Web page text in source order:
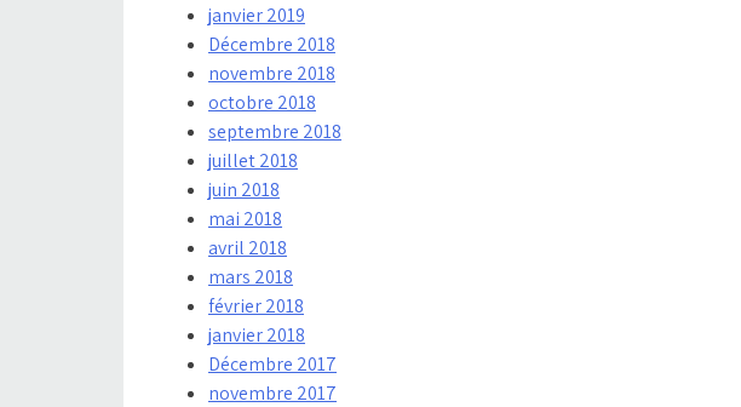
janvier 2019
Décembre 2018
novembre 2018
octobre 2018
septembre 2018
juillet 2018
juin 2018
mai 2018
avril 2018
mars 2018
février 2018
janvier 2018
Décembre 2017
novembre 2017